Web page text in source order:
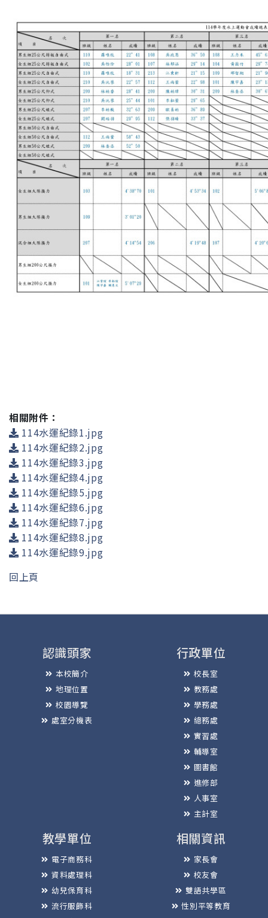
相關附件：
114水運紀錄1.jpg
114水運紀錄2.jpg
114水運紀錄3.jpg
114水運紀錄4.jpg
114水運紀錄5.jpg
114水運紀錄6.jpg
114水運紀錄7.jpg
114水運紀錄8.jpg
114水運紀錄9.jpg
回上頁
認識頭家
本校簡介
地理位置
校園導覽
處室分機表
行政單位
校長室
教務處
學務處
總務處
實習處
輔導室
圖書館
進修部
人事室
主計室
教學單位
電子商務科
資料處理科
幼兒保育科
流行服飾科
相關資訊
家長會
校友會
雙語共學區
性別平等教育